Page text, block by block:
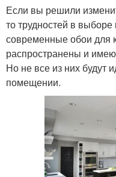
Если вы решили
то трудностей в
современные обои для
распространены и
Но не все из них будут
помещении.